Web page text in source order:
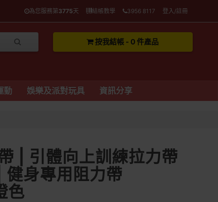
為您服務第3775天 結帳教學 3956 8117 登入/註冊
按我結帳 - 0 件產品
動 娛樂及派對玩具 資訊分享
| 引體向上訓練拉力帶
身專用阻力帶
色